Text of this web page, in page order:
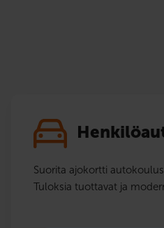
Suorita ajokortti
Tuloksia tuottavat ja